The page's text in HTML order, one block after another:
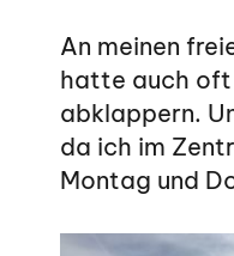
An meinen
hatte auch oft
abklappern.
da ich im
Montag und